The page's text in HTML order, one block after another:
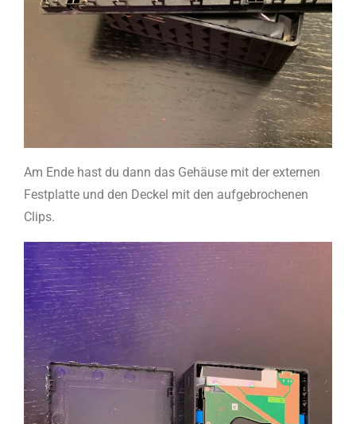
Am Ende hast du dann das Gehäuse mit der externen
Festplatte und den Deckel mit den aufgebrochenen
Clips.